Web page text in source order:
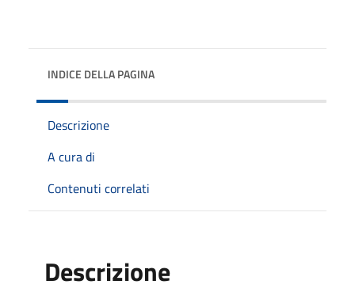
INDICE DELLA PAGINA
Descrizione
A cura di
Contenuti correlati
Descrizione